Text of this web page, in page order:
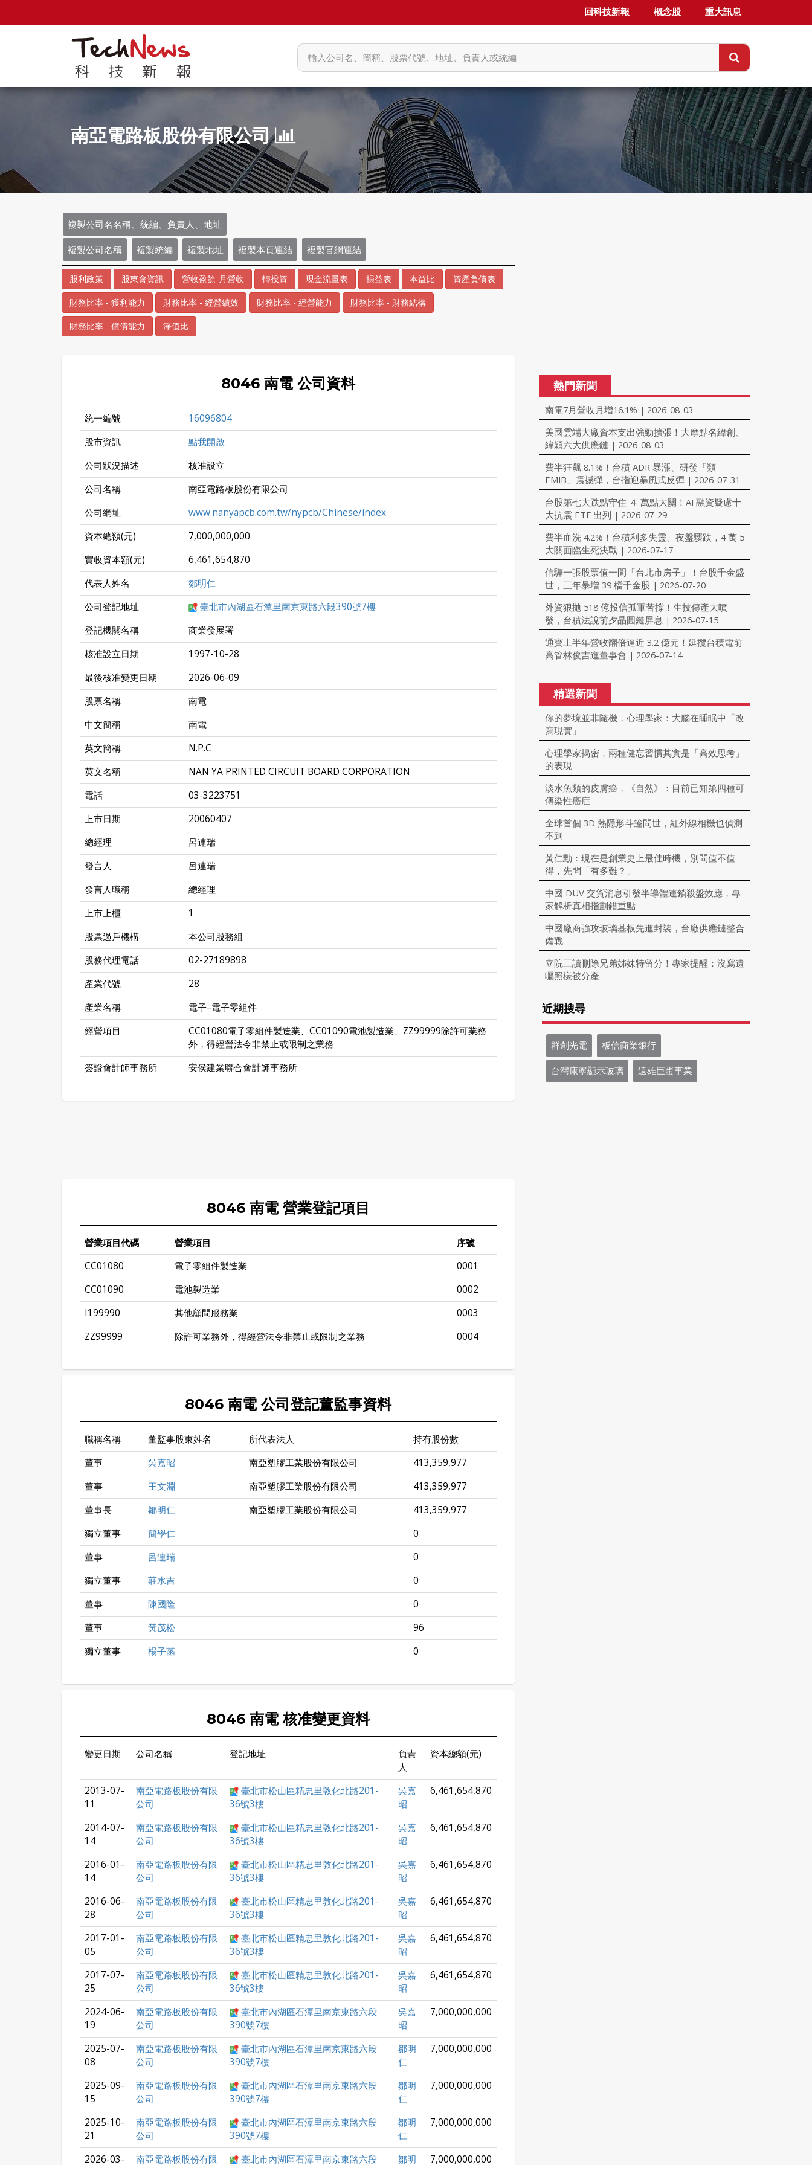
回科技新報 概念股 重大訊息
南亞電路板股份有限公司
複製公司名名稱、統編、負責人、地址
複製公司名稱 複製統編 複製地址 複製本頁連結 複製官網連結
股利政策 股東會資訊 營收盈餘-月營收 轉投資 現金流量表 損益表 本益比 資產負債表
財務比率 - 獲利能力 財務比率 - 經營績效 財務比率 - 經營能力 財務比率 - 財務結構
財務比率 - 償債能力 淨值比
8046 南電 公司資料
統一編號
16096804
股市資訊
點我開啟
公司狀況描述
核准設立
公司名稱
南亞電路板股份有限公司
公司網址
www.nanyapcb.com.tw/nypcb/Chinese/index
資本總額(元)
7,000,000,000
實收資本額(元)
6,461,654,870
代表人姓名
鄒明仁
公司登記地址
臺北市內湖區石潭里南京東路六段390號7樓
登記機關名稱
商業發展署
核准設立日期
1997-10-28
最後核准變更日期
2026-06-09
股票名稱
南電
中文簡稱
南電
英文簡稱
N.P.C
英文名稱
NAN YA PRINTED CIRCUIT BOARD CORPORATION
電話
03-3223751
上市日期
20060407
總經理
呂連瑞
發言人
呂連瑞
發言人職稱
總經理
上市上櫃
1
股票過戶機構
本公司股務組
股務代理電話
02-27189898
產業代號
28
產業名稱
電子–電子零組件
經營項目
CC01080電子零組件製造業、CC01090電池製造業、ZZ99999除許可業務
外，得經營法令非禁止或限制之業務
簽證會計師事務所
安侯建業聯合會計師事務所
8046 南電 營業登記項目
營業項目代碼 營業項目 序號
CC01080 電子零組件製造業
0001
CC01090
電池製造業
0002
I199990
其他顧問服務業
0003
ZZ99999
除許可業務外，得經營法令非禁止或限制之業務 0004
8046 南電 公司登記董監事資料
職稱名稱 董監事股東姓名 所代表法人
持有股份數
董事
吳嘉昭 南亞塑膠工業股份有限公司
413,359,977
董事
王文淵 南亞塑膠工業股份有限公司
413,359,977
董事長
鄒明仁 南亞塑膠工業股份有限公司
413,359,977
獨立董事
簡學仁
0
董事
呂連瑞
0
獨立董事
莊水吉
0
董事
陳國隆
0
董事
黃茂松
96
獨立董事
楊子菡 0
8046 南電 核准變更資料
變更日期 公司名稱 登記地址
負責
人
資本總額(元)
2013-07-
11
南亞電路板股份有限
公司
臺北市松山區精忠里敦化北路201-
36號3樓
吳嘉
昭
6,461,654,870
2014-07-
14
南亞電路板股份有限
公司
臺北市松山區精忠里敦化北路201-
36號3樓
吳嘉
昭
6,461,654,870
2016-01-
14
南亞電路板股份有限
公司
臺北市松山區精忠里敦化北路201-
36號3樓
吳嘉
昭
6,461,654,870
2016-06-
28
南亞電路板股份有限
公司
臺北市松山區精忠里敦化北路201-
36號3樓
吳嘉
昭
6,461,654,870
2017-01-
05
南亞電路板股份有限
公司
臺北市松山區精忠里敦化北路201-
36號3樓
吳嘉
昭
6,461,654,870
2017-07-
25
南亞電路板股份有限
公司
臺北市松山區精忠里敦化北路201-
36號3樓
吳嘉
昭
6,461,654,870
2024-06-
19
南亞電路板股份有限
公司
臺北市內湖區石潭里南京東路六段
390號7樓
吳嘉
昭
7,000,000,000
2025-07-
08
南亞電路板股份有限
公司
臺北市內湖區石潭里南京東路六段
390號7樓
鄒明
仁
7,000,000,000
2025-09-
15
南亞電路板股份有限
公司
臺北市內湖區石潭里南京東路六段
390號7樓
鄒明
仁
7,000,000,000
2025-10-
21
南亞電路板股份有限
公司
臺北市內湖區石潭里南京東路六段
390號7樓
鄒明
仁
7,000,000,000
2026-03- 南亞電路板股份有限 臺北市內湖區石潭里南京東路六段 鄒明 7,000,000,000
熱門新聞
南電7月營收月增16.1% | 2026-08-03
美國雲端大廠資本支出強勁擴張！大摩點名緯創、
緯穎六大供應鏈 | 2026-08-03
費半狂飆 8.1%！台積 ADR 暴漲、研發「類
EMIB」震撼彈，台指迎暴風式反彈 | 2026-07-31
台股第七大跌點守住 ４ 萬點大關！AI 融資疑慮十
大抗震 ETF 出列 | 2026-07-29
費半血洗 4.2%！台積利多失靈、夜盤驟跌，4 萬 5
大關面臨生死決戰 | 2026-07-17
信驊一張股票值一間「台北市房子」！台股千金盛
世，三年暴增 39 檔千金股 | 2026-07-20
外資狠拋 518 億投信孤軍苦撐！生技傳產大噴
發，台積法說前夕晶圓鏈屏息 | 2026-07-15
通寶上半年營收翻倍逼近 3.2 億元！延攬台積電前
高管林俊吉進董事會 | 2026-07-14
精選新聞
你的夢境並非隨機，心理學家：大腦在睡眠中「改
寫現實」
心理學家揭密，兩種健忘習慣其實是「高效思考」
的表現
淡水魚類的皮膚癌，《自然》：目前已知第四種可
傳染性癌症
全球首個 3D 熱隱形斗篷問世，紅外線相機也偵測
不到
黃仁勳：現在是創業史上最佳時機，別問值不值
得，先問「有多難？」
中國 DUV 交貨消息引發半導體連鎖殺盤效應，專
家解析真相指劃錯重點
中國廠商強攻玻璃基板先進封裝，台廠供應鏈整合
備戰
立院三讀刪除兄弟姊妹特留分！專家提醒：沒寫遺
囑照樣被分產
近期搜尋
群創光電 板信商業銀行
台灣康寧顯示玻璃 遠雄巨蛋事業